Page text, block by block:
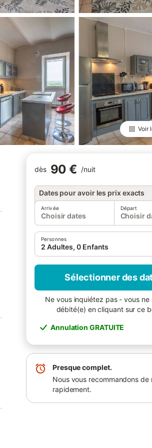
Voir
dès 90 € /nuit
Dates pour avoir les prix exacts
Arrivée
Choisir dates
Départ
Choisir
Personnes
2 Adultes, 0 Enfants
Sélectionner des
Ne vous inquiétez pas - vous ne
débité(e) en cliquant sur ce
Annulation GRATUITE
Presque complet.
Nous vous recommandons de
rapidement.